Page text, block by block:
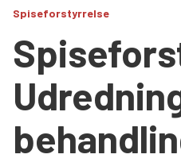
Tal og fakta
Om os
Vær med
Presse og politik
Spiseforstyrrelse